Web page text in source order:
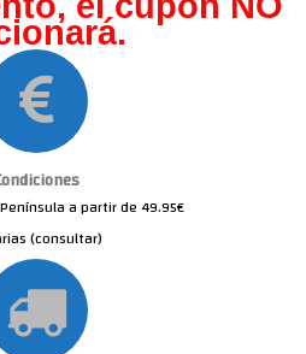
a partir de 49.95€
(consultar)